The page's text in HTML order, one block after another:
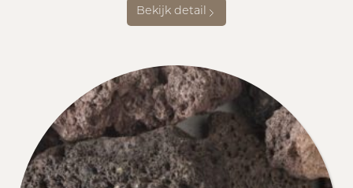
Bekijk detail